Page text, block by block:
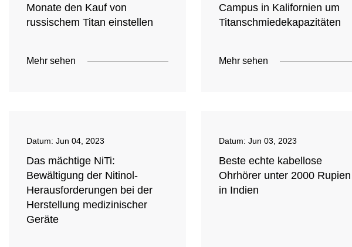
Monate den Kauf von
russischem Titan einstellen
Mehr sehen
Campus in Kalifornien um
Titanschmiedekapazitäten
Mehr sehen
Datum: Jun 04, 2023
Das mächtige NiTi:
Bewältigung der Nitinol-
Herausforderungen bei der
Herstellung medizinischer
Geräte
Datum:Jun 03, 2023
Beste echte kabellose
Ohrhörer unter 2000 Rupien
in Indien